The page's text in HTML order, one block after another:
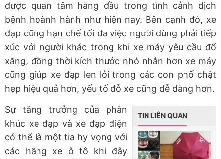
được quan tâm hàng đầu trong tình cảnh dịch
bệnh hoành hành như hiện nay. Bên cạnh đó, xe
đạp cũng hạn chế tối đa việc người dùng phải tiếp
xúc với người khác trong khi xe máy yêu cầu đổ
xăng, đồng thời kích thước nhỏ nhắn hơn xe máy
cũng giúp xe đạp len lỏi trong các con phố chật
hẹp hiệu quả hơn, yếu tố đỗ xe cũng dễ dàng hơn.
TIN LIÊN QUAN
Sự tăng trưởng của phân
khúc xe đạp và xe đạp điện
có thể là một tia hy vọng với
các hãng xe ô tô khi đây